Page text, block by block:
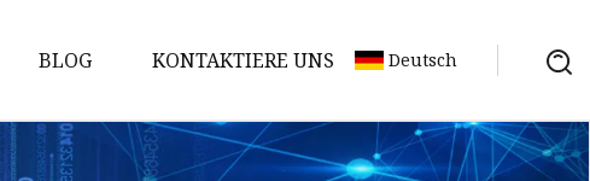
BLOG KONTAKTIERE UNS Deutsch